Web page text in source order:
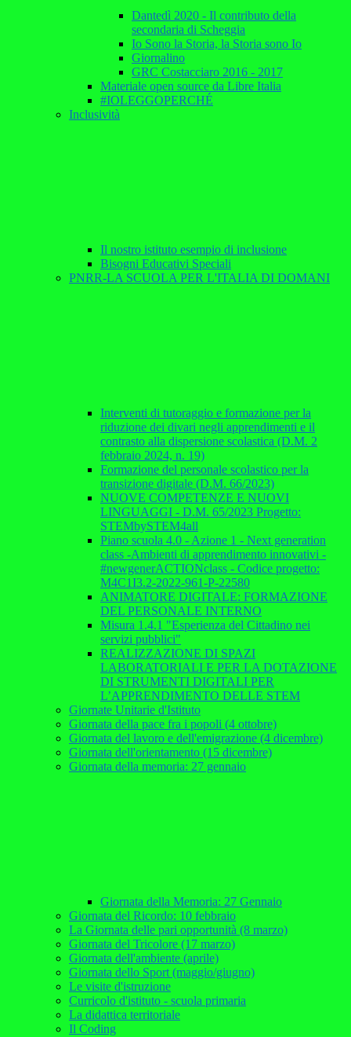
Dantedì 2020 - Il contributo della
secondaria di Scheggia
Io Sono la Storia, la Storia sono Io
Giornalino
GRC Costacciaro 2016 - 2017
Materiale open source da Libre Italia
#IOLEGGOPERCHÉ
Inclusività
Il nostro istituto esempio di inclusione
Bisogni Educativi Speciali
PNRR-LA SCUOLA PER L'ITALIA DI DOMANI
Interventi di tutoraggio e formazione per la
riduzione dei divari negli apprendimenti e il
contrasto alla dispersione scolastica (D.M. 2
febbraio 2024, n. 19)
Formazione del personale scolastico per la
transizione digitale (D.M. 66/2023)
NUOVE COMPETENZE E NUOVI
LINGUAGGI - D.M. 65/2023 Progetto:
STEMbySTEM4all
Piano scuola 4.0 - Azione 1 - Next generation
class -Ambienti di apprendimento innovativi -
#newgenerACTIONclass - Codice progetto:
M4C1I3.2-2022-961-P-22580
ANIMATORE DIGITALE: FORMAZIONE
DEL PERSONALE INTERNO
Misura 1.4.1 "Esperienza del Cittadino nei
servizi pubblici"
REALIZZAZIONE DI SPAZI
LABORATORIALI E PER LA DOTAZIONE
DI STRUMENTI DIGITALI PER
L’APPRENDIMENTO DELLE STEM
Giornate Unitarie d'Istituto
Giornata della pace fra i popoli (4 ottobre)
Giornata del lavoro e dell'emigrazione (4 dicembre)
Giornata dell'orientamento (15 dicembre)
Giornata della memoria: 27 gennaio
Giornata della Memoria: 27 Gennaio
Giornata del Ricordo: 10 febbraio
La Giornata delle pari opportunità (8 marzo)
Giornata del Tricolore (17 marzo)
Giornata dell'ambiente (aprile)
Giornata dello Sport (maggio/giugno)
Le visite d'istruzione
Curricolo d'istituto - scuola primaria
La didattica territoriale
Il Coding